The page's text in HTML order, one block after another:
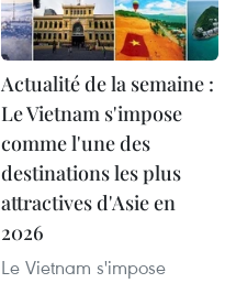
Actualité de la semaine :
Le Vietnam s'impose
comme l'une des
destinations les plus
attractives d'Asie en
2026
Le Vietnam s'impose